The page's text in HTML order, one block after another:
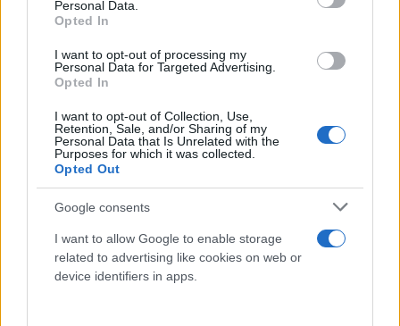
Personal Data.
Opted In
I want to opt-out of processing my
Personal Data for Targeted Advertising.
Opted In
I want to opt-out of Collection, Use,
Retention, Sale, and/or Sharing of my
Personal Data that Is Unrelated with the
Purposes for which it was collected.
Opted Out
Google consents
I want to allow Google to enable storage
related to advertising like cookies on web or
device identifiers in apps.